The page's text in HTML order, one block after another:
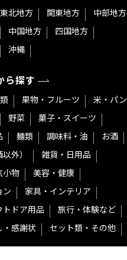
東北地方 関東地方
中部地方
中国地方
四国地方
沖縄
ら探す
果物・フルーツ
米・パン
野菜
菓子・スイーツ
麺類 調味料・油
お酒
外）
雑貨・日用品
小物
美容・健康
ン
家具・インテリア
トドア用品
旅行・体験など
・感謝状
セット類・その他